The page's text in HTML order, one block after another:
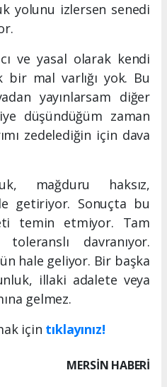
yolunu izlersen senedi
ve yasal olarak kendi
bir mal varlığı yok. Bu
yayınlarsam diğer
düşündüğüm zaman
zedelediğin için dava
mağduru haksız,
getiriyor. Sonuçta bu
temin etmiyor. Tam
davranıyor.
hale geliyor. Bir başka
illaki adalete veya
gelmez.
için tıklayınız!
MERSIN HABERİ